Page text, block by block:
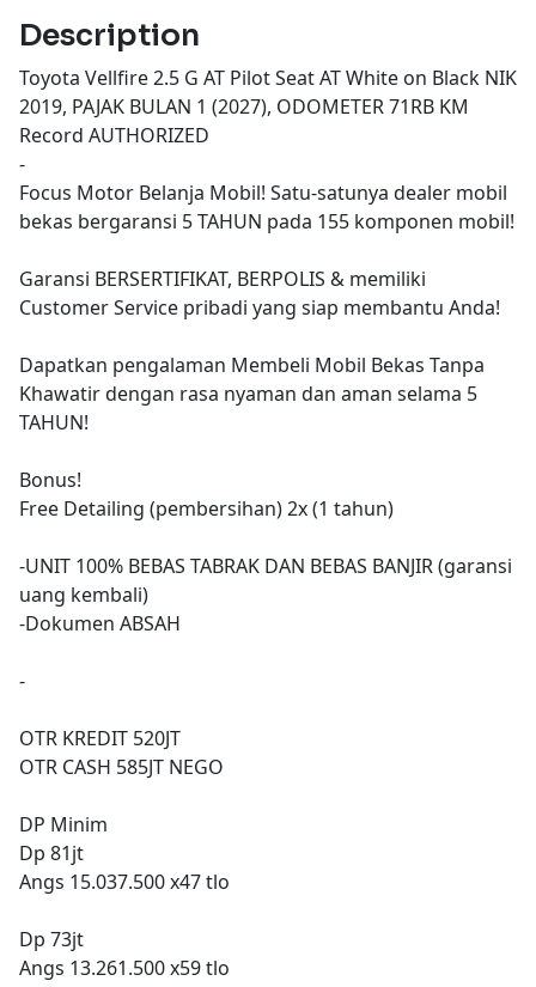
Description
Toyota Vellfire 2.5 G AT Pilot Seat AT White on Black NIK
2019, PAJAK BULAN 1 (2027), ODOMETER 71RB KM
Record AUTHORIZED
-
Focus Motor Belanja Mobil! Satu-satunya dealer mobil
bekas bergaransi 5 TAHUN pada 155 komponen mobil!
Garansi BERSERTIFIKAT, BERPOLIS & memiliki
Customer Service pribadi yang siap membantu Anda!
Dapatkan pengalaman Membeli Mobil Bekas Tanpa
Khawatir dengan rasa nyaman dan aman selama 5
TAHUN!
Bonus!
Free Detailing (pembersihan) 2x (1 tahun)
-UNIT 100% BEBAS TABRAK DAN BEBAS BANJIR (garansi
uang kembali)
-Dokumen ABSAH
-
OTR KREDIT 520JT
OTR CASH 585JT NEGO
DP Minim
Dp 81jt
Angs 15.037.500 x47 tlo
Dp 73jt
Angs 13.261.500 x59 tlo